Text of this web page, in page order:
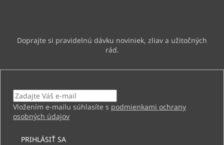
Vložením e-mailu súhlasíte s podmienkami ochrany
osobných údajov
PRIHLÁSIŤ SA